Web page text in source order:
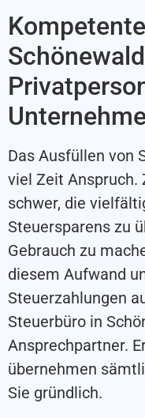
Das Ausfüllen von
viel Zeit Anspruch.
schwer, die
Steuersparens zu
Gebrauch zu
diesem Aufwand
Steuerzahlungen
Steuerbüro in
Ansprechpartner.
übernehmen
Sie gründlich.